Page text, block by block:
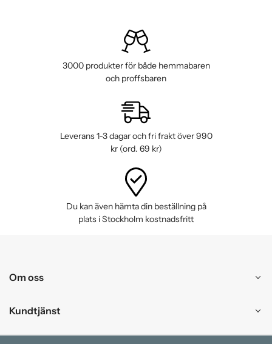
3000 produkter för både hemmabaren
och proffsbaren
Leverans 1-3 dagar och fri frakt över 990
kr (ord. 69 kr)
Du kan även hämta din beställning på
plats i Stockholm kostnadsfritt
Om oss
Kundtjänst